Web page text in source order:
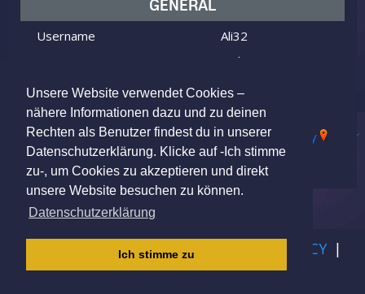
Unsere Website verwendet Cookies –
nähere Informationen dazu und zu deinen
Rechten als Benutzer findest du in unserer
Datenschutzerklärung. Klicke auf -Ich stimme
zu-, um Cookies zu akzeptieren und direkt
unsere Website besuchen zu können.
Datenschutzerklärung
Ich stimme zu
GENERAL
Username
Ali32
Male
Looking for
Female
Age
26 y.o.
Location
23795 Bad Segeberg, Germany
TERMS OF USE PRIVACY POLICY |
CHILDREN PRIVACY